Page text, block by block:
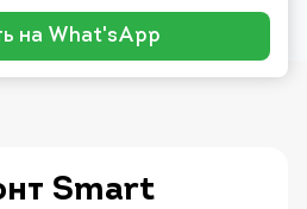
на What'sApp
Smart